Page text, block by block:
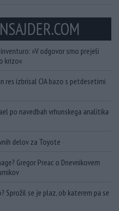
»V odgovor smo prejeli
krizo«
res izbrisal CIA bazo s petdesetimi
po navedbah vrhunskega analitika
delov za Toyote
Gregor Preac o Dnevnikovem
Sprožil se je plaz, ob katerem pa se